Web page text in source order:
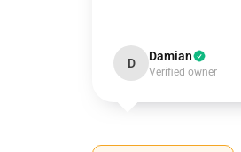
D Damian
Verified owner